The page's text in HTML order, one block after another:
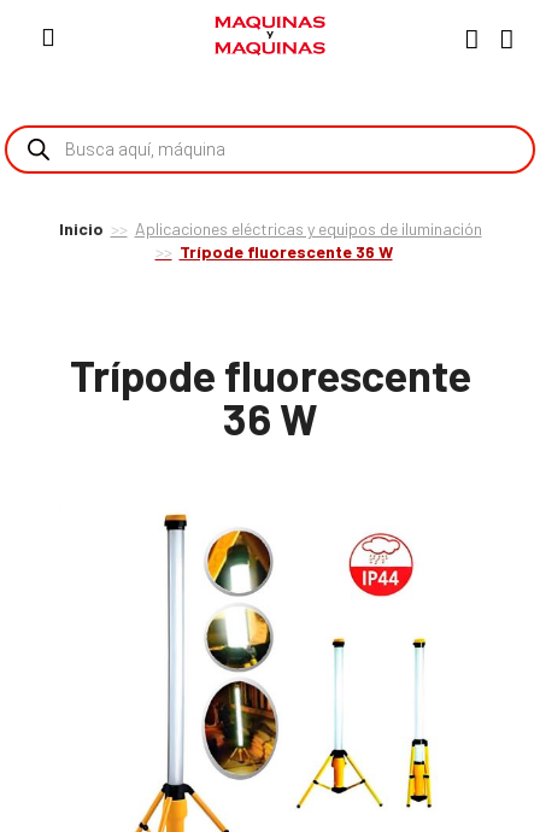
Inicio
Aplicaciones eléctricas y equipos de iluminación
Trípode fluorescente 36 W
Trípode fluorescente
36 W